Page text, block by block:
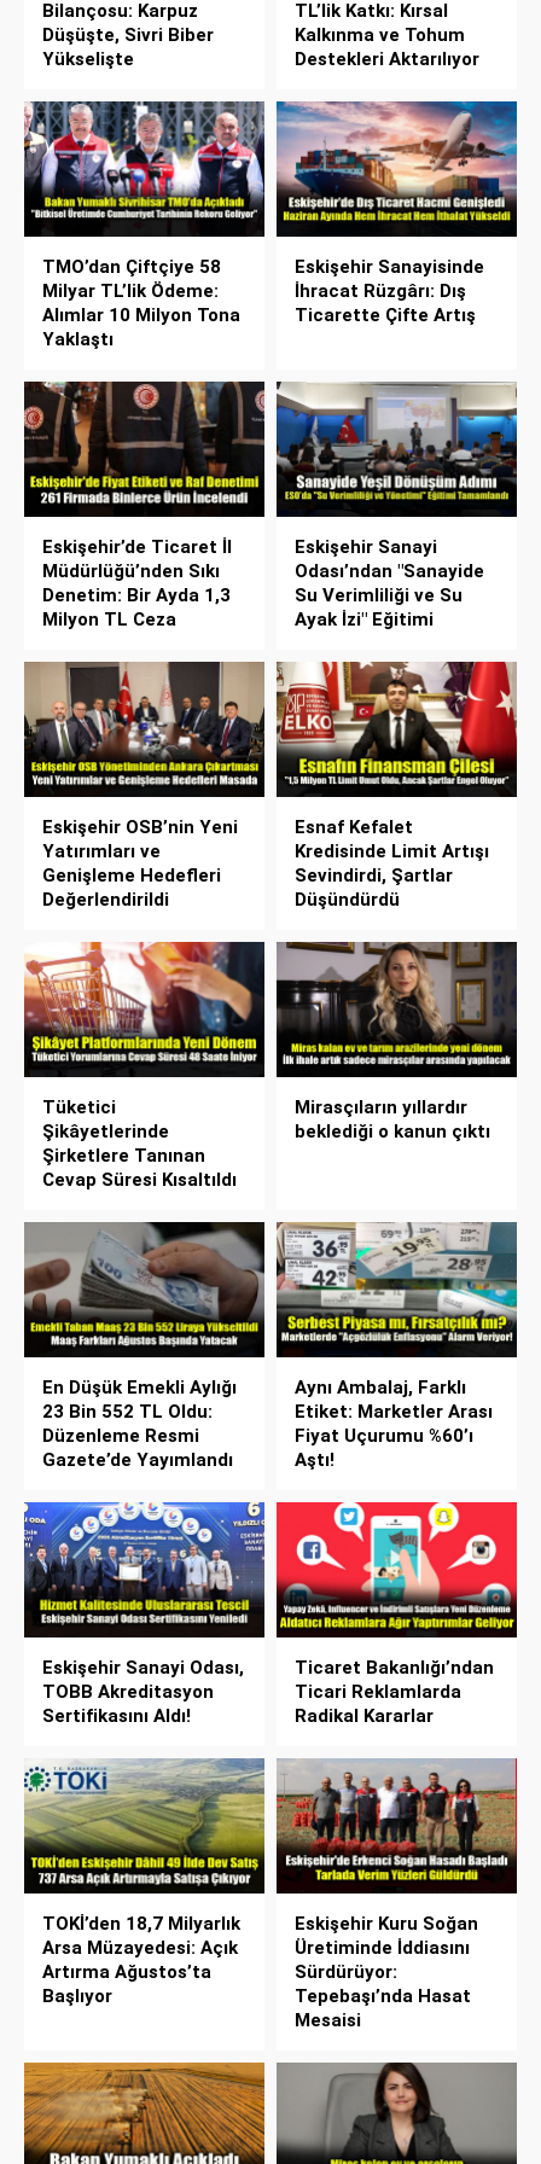
Bilançosu: Karpuz
Düşüşte, Sivri Biber
Yükselişte
TL’lik Katkı: Kırsal
Kalkınma ve Tohum
Destekleri Aktarılıyor
TMO’dan Çiftçiye 58
Milyar TL’lik Ödeme:
Alımlar 10 Milyon Tona
Yaklaştı
Eskişehir Sanayisinde
İhracat Rüzgârı: Dış
Ticarette Çifte Artış
Eskişehir’de Ticaret İl
Müdürlüğü’nden Sıkı
Denetim: Bir Ayda 1,3
Milyon TL Ceza
Eskişehir Sanayi
Odası’ndan "Sanayide
Su Verimliliği ve Su
Ayak İzi" Eğitimi
Eskişehir OSB’nin Yeni
Yatırımları ve
Genişleme Hedefleri
Değerlendirildi
Esnaf Kefalet
Kredisinde Limit Artışı
Sevindirdi, Şartlar
Düşündürdü
Tüketici
Şikâyetlerinde
Şirketlere Tanınan
Cevap Süresi Kısaltıldı
Mirasçıların yıllardır
beklediği o kanun çıktı
En Düşük Emekli Aylığı
23 Bin 552 TL Oldu:
Düzenleme Resmi
Gazete’de Yayımlandı
Aynı Ambalaj, Farklı
Etiket: Marketler Arası
Fiyat Uçurumu %60’ı
Aştı!
Eskişehir Sanayi Odası,
TOBB Akreditasyon
Sertifikasını Aldı!
Ticaret Bakanlığı’ndan
Ticari Reklamlarda
Radikal Kararlar
TOKİ’den 18,7 Milyarlık
Arsa Müzayedesi: Açık
Artırma Ağustos’ta
Başlıyor
Eskişehir Kuru Soğan
Üretiminde İddiasını
Sürdürüyor:
Tepebaşı’nda Hasat
Mesaisi